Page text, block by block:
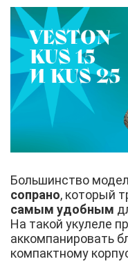
Большинство
сопрано, который
самым удобным
На такой укулеле
аккомпанировать
компактному